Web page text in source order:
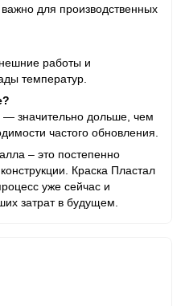
для производственных
работы и
температур.
значительно дольше, чем
частого обновления.
– это постепенно
Краска Пластал
уже сейчас и
затрат в будущем.